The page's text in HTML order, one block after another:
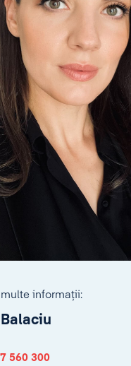
informații:
560 300